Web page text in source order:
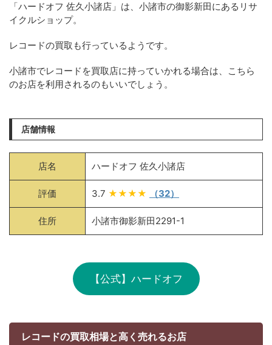
「ハードオフ 佐久小諸店」は、小諸市の御影新田にあるリサ
イクルショップ。
レコードの買取も行っているようです。
小諸市でレコードを買取店に持っていかれる場合は、こちら
のお店を利用されるのもいいでしょう。
店舗情報
店名 ハードオフ 佐久小諸店
評価 3.7 ★★★★ （32）
住所 小諸市御影新田2291-1
【公式】ハードオフ
レコードの買取相場と高く売れるお店